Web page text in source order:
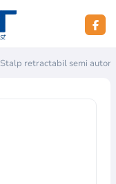
Stalp retractabil semi